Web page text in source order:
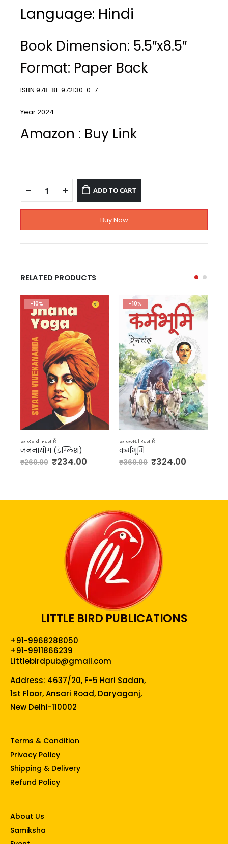
Language: Hindi
Book Dimension: 5.5″x8.5″
Format: Paper Back
ISBN 978-81-972130-0-7
Year 2024
Amazon : Buy Link
ADD TO CART
Buy Now
RELATED PRODUCTS
-10%
कालजयी रचनाएँ
जननायोग (इंग्लिश)
₹260.00 ₹234.00
-10%
कालजयी रचनाएँ
कर्मभूमि
₹360.00 ₹324.00
LITTLE BIRD PUBLICATIONS
+91-9968288050
+91-9911866239
Littlebirdpub@gmail.com
Address: 4637/20, F-5 Hari Sadan,
1st Floor, Ansari Road, Daryaganj,
New Delhi-110002
Terms & Condition
Privacy Policy
Shipping & Delivery
Refund Policy
About Us
Samiksha